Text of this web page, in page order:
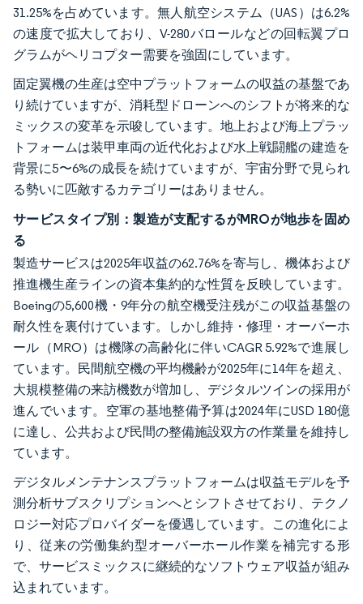
31.25%を占めています。無人航空システム（UAS）は6.2%
の速度で拡大しており、V-280バロールなどの回転翼プロ
グラムがヘリコプター需要を強固にしています。
固定翼機の生産は空中プラットフォームの収益の基盤であ
り続けていますが、消耗型ドローンへのシフトが将来的な
ミックスの変革を示唆しています。地上および海上プラッ
トフォームは装甲車両の近代化および水上戦闘艦の建造を
背景に5〜6%の成長を続けていますが、宇宙分野で見られ
る勢いに匹敵するカテゴリーはありません。
サービスタイプ別：製造が支配するがMROが地歩を固め
る
製造サービスは2025年収益の62.76%を寄与し、機体および
推進機生産ラインの資本集約的な性質を反映しています。
Boeingの5,600機・9年分の航空機受注残がこの収益基盤の
耐久性を裏付けています。しかし維持・修理・オーバーホ
ール（MRO）は機隊の高齢化に伴いCAGR 5.92%で進展し
ています。民間航空機の平均機齢が2025年に14年を超え、
大規模整備の来訪機数が増加し、デジタルツインの採用が
進んでいます。空軍の基地整備予算は2024年にUSD 180億
に達し、公共および民間の整備施設双方の作業量を維持し
ています。
デジタルメンテナンスプラットフォームは収益モデルを予
測分析サブスクリプションへとシフトさせており、テクノ
ロジー対応プロバイダーを優遇しています。この進化によ
り、従来の労働集約型オーバーホール作業を補完する形
で、サービスミックスに継続的なソフトウェア収益が組み
込まれています。